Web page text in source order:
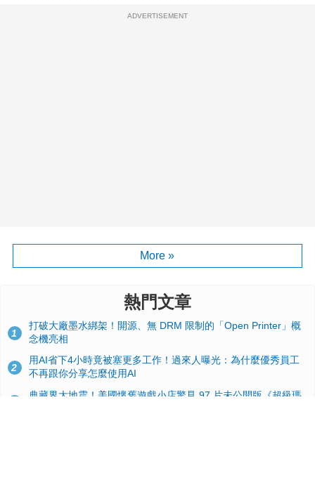
ADVERTISEMENT
More »
熱門文章
1
打破大廠墨水綁架！開源、無 DRM 限制的「Open Printer」概
念機亮相
2
用AI省下4小時竟被塞更多工作！過來人曝光：為什麼優秀員工
不再跟你分享怎麼使用AI
典藏界大地震！美國懷舊遊戲小店驚見 97 片未公開版《超級瑪